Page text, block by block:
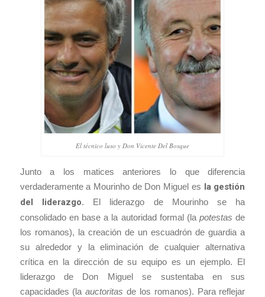
El técnico luso y Don Vicente Del Bosque
Junto a los matices anteriores lo que diferencia
verdaderamente a Mourinho de Don Miguel es la gestión
del liderazgo. El liderazgo de Mourinho se ha
consolidado en base a la autoridad formal (lapotestas de
los romanos), la creación de un escuadrón de guardia a
su alrededor y la eliminación de cualquier alternativa
crítica en la dirección de su equipo es un ejemplo. El
liderazgo de Don Miguel se sustentaba en sus
capacidades (laauctoritas de los romanos). Para reflejar